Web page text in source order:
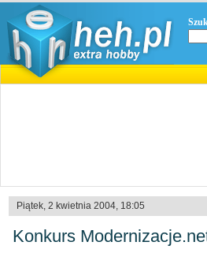
Piątek, 2 kwietnia 2004, 18:05
Konkurs